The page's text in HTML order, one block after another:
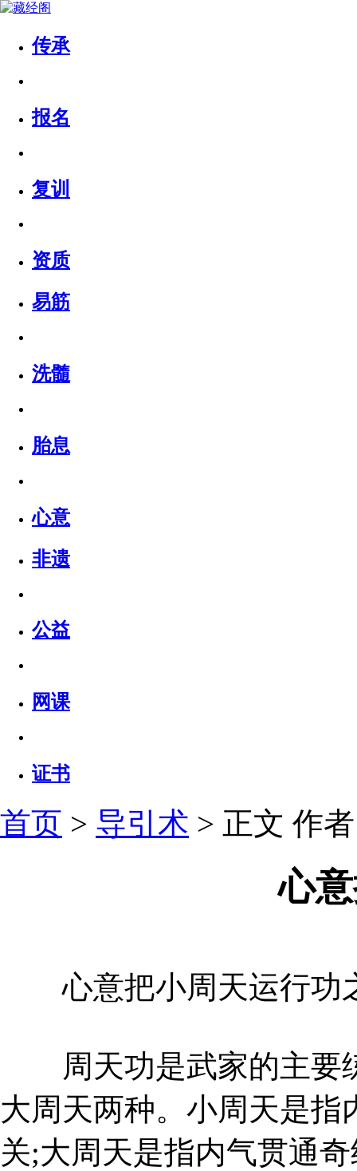
传承
报名
复训
资质
易筋
洗髓
胎息
心意
非遗
公益
网课
证书
首页 > 导引术 > 正文 作
心
心意把小周天运行功
周天功是武家的主要
大周天两种。小周天是
关;大周天是指内气贯通